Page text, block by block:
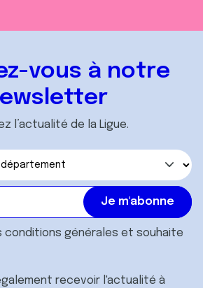
vous à notre
l’actualité de la Ligue.
conditions générales et souhaite
recevoir l'actualité à